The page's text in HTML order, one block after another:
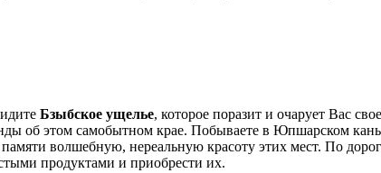
Бзыбское ущелье, которое поразит и очарует Вас
об этом самобытном крае. Побываете в Юпшарском
волшебную, нереальную красоту этих мест. По
продуктами и приобрести их.